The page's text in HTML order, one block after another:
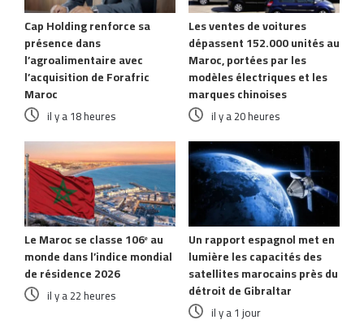
Cap Holding renforce sa
présence dans
l’agroalimentaire avec
l’acquisition de Forafric
Maroc
il y a 18 heures
Les ventes de voitures
dépassent 152.000 unités au
Maroc, portées par les
modèles électriques et les
marques chinoises
il y a 20 heures
Le Maroc se classe 106ᵉ au
monde dans l’indice mondial
de résidence 2026
il y a 22 heures
Un rapport espagnol met en
lumière les capacités des
satellites marocains près du
détroit de Gibraltar
il y a 1 jour